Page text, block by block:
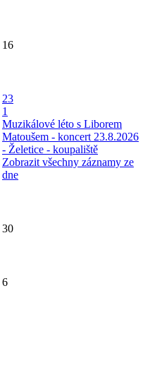
16
23
1
Muzikálové léto s Liborem
Matoušem - koncert 23.8.2026
- Želetice - koupaliště
Zobrazit všechny záznamy ze
dne
30
6